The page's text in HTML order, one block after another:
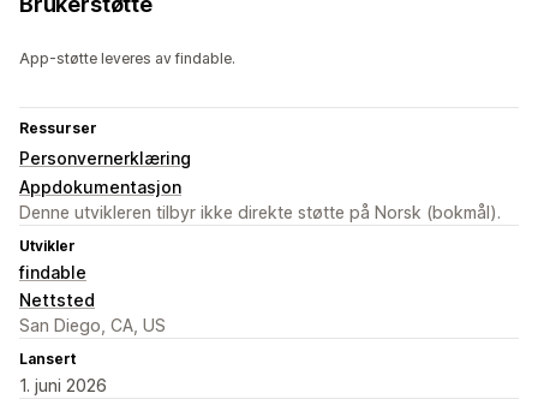
App-støtte leveres av findable.
Ressurser
Personvernerklæring
Appdokumentasjon
Denne utvikleren tilbyr ikke direkte støtte på Norsk (bokmål).
Utvikler
findable
Nettsted
San Diego, CA, US
Lansert
1. juni 2026